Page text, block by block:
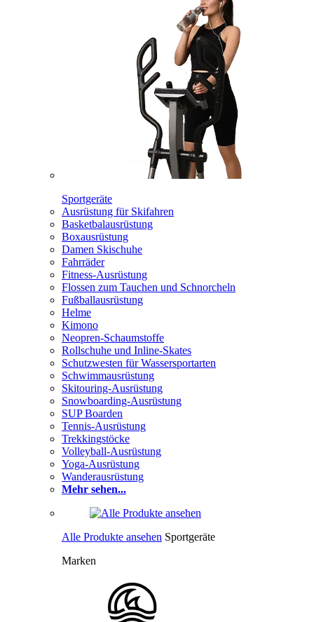
Sportgeräte
Ausrüstung für Skifahren
Basketbalausrüstung
Boxausrüstung
Damen Skischuhe
Fahrräder
Fitness-Ausrüstung
Flossen zum Tauchen und Schnorcheln
Fußballausrüstung
Helme
Kimono
Neopren-Schaumstoffe
Rollschuhe und Inline-Skates
Schutzwesten für Wassersportarten
Schwimmausrüstung
Skitouring-Ausrüstung
Snowboarding-Ausrüstung
SUP Boarden
Tennis-Ausrüstung
Trekkingstöcke
Volleyball-Ausrüstung
Yoga-Ausrüstung
Wanderausrüstung
Mehr sehen...
Alle Produkte ansehen Sportgeräte
Marken